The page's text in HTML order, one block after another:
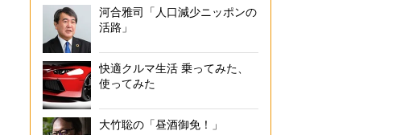
河合雅司「人口減少ニッポンの
活路」
快適クルマ生活 乗ってみた、
使ってみた
大竹聡の「昼酒御免！」